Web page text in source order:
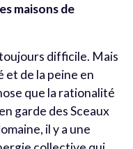
maisons de
difficile. Mais
et de la peine en
que la rationalité
garde des Sceaux
il y a une